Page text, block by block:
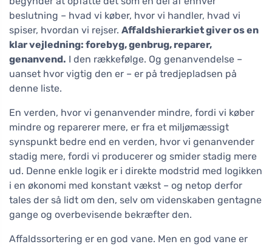
beslutning – hvad vi køber, hvor vi handler, hvad vi
spiser, hvordan vi rejser. Affaldshierarkiet giver os en
klar vejledning: forebyg, genbrug, reparer,
genanvend. I den rækkefølge. Og genanvendelse –
uanset hvor vigtig den er – er på tredjepladsen på
denne liste.
En verden, hvor vi genanvender mindre, fordi vi køber
mindre og reparerer mere, er fra et miljømæssigt
synspunkt bedre end en verden, hvor vi genanvender
stadig mere, fordi vi producerer og smider stadig mere
ud. Denne enkle logik er i direkte modstrid med logikken
i en økonomi med konstant vækst – og netop derfor
tales der så lidt om den, selv om videnskaben gentagne
gange og overbevisende bekræfter den.
Affaldssortering er en god vane. Men en god vane er